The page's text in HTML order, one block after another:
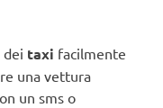
dei taxi facilmente
una vettura
un sms o